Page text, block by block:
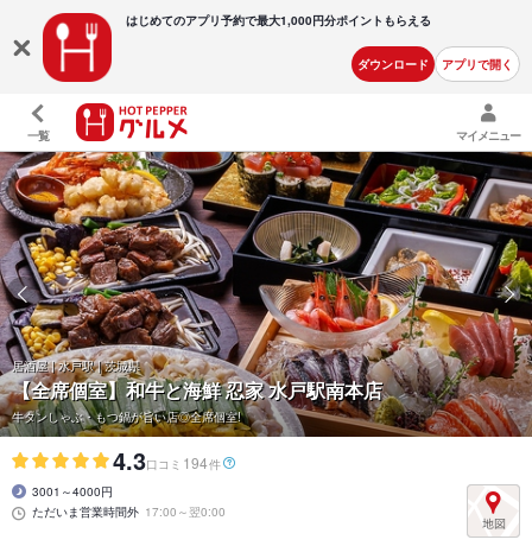
はじめてのアプリ予約で最大1,000円分ポイントもらえる
ダウンロード アプリで開く
一覧 マイメニュー
居酒屋 | 水戸駅 | 茨城県
【全席個室】和牛と海鮮 忍家 水戸駅南本店
牛タンしゃぶ・もつ鍋が旨い店◎全席個室!
4.3口コミ 194件
3001～4000円
ただいま営業時間外 17:00～翌0:00